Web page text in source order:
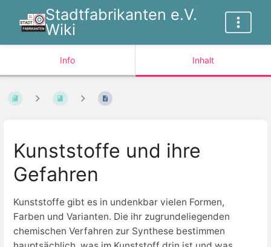
Stadtfabrikanten e.V.
Wiki
Info Inhalt
Kunststoffe und ihre
Gefahren
Kunststoffe gibt es in undenkbar vielen Formen,
Farben und Varianten. Die ihr zugrundeliegenden
chemischen Verfahren zur Synthese bestimmen